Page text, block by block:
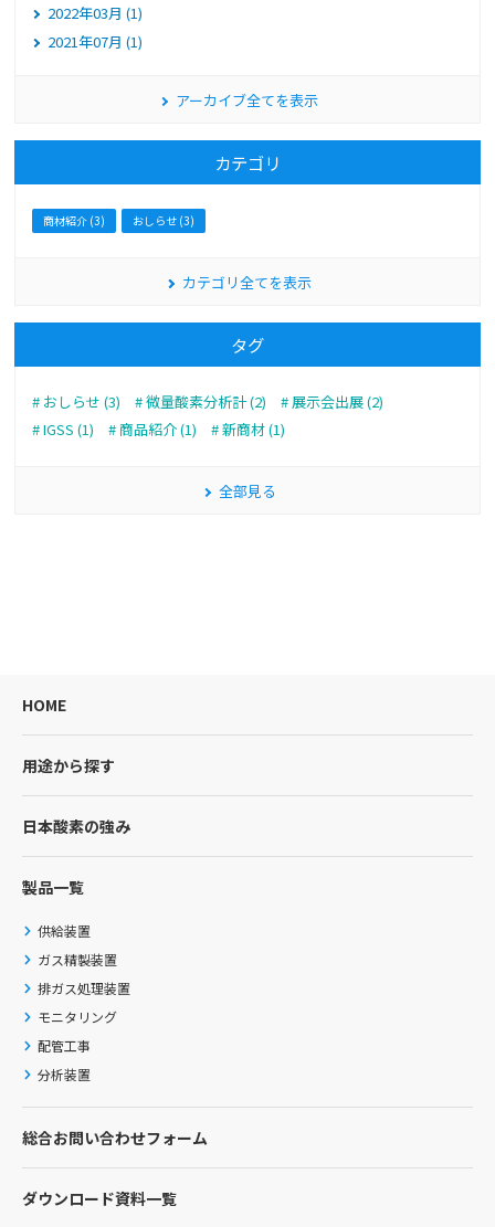
2022年03月 (1)
2021年07月 (1)
アーカイブ全てを表示
カテゴリ
商材紹介 (3) おしらせ (3)
カテゴリ全てを表示
タグ
おしらせ (3) 微量酸素分析計 (2)
展示会出展 (2)
IGSS (1)
商品紹介 (1) 新商材 (1)
全部見る
HOME
用途から探す
日本酸素の強み
製品一覧
供給装置
ガス精製装置
排ガス処理装置
モニタリング
配管工事
分析装置
総合お問い合わせフォーム
ダウンロード資料一覧